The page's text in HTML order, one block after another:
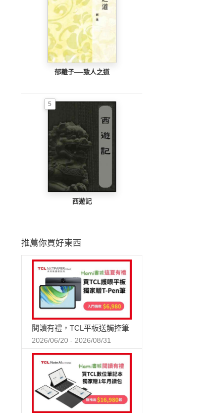
郁離子──致人之道
5
西遊記
推薦你買好東西
閱讀有禮，TCL平板送觸控筆
2026/06/20 - 2026/08/31